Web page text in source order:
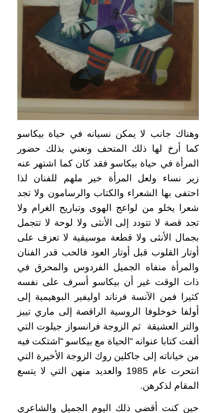
وهناك جانب لا يمكن نسيانه في حياة بيكاسو
كما أرخ لها ذلك المتحف ونعني بذلك حضور
المرأة في حياة بيكاسو فقد كان كما اشتهر عنه
زير نساء ولعل المرأة خير ملهم للفنان لذا
احتفى بها الشعراء والكتاب والرسامون ولا تجد
شعرا يخلو من لواعج الهوى وتباريح الغرام ولا
تجد قصة لا تتودد إلى الأنثى ولا لوحة لا تتجمل
بجمال الأنثى ولا قطعة موسيقية لا تعزف على
أوتار القلوب قبل أوتار العود فالحب قدر الفنان
والمرأة منفاه الجميل الفردوس والمحرق في
ذات الوقت غير أن بيكاسو أسرف على نفسه
كثيرا فمن الآنسة فرناند اوليفير البوهيمية إلى
أولفا خوخلوفا الروسية الراقصة إلى ماري تييز
والتر العشيقة ثم الزوجة فرانسواز جيلوت التي
ألفت كتابا عنوانه “الحياة مع بيكاسو “اشتكت فيه
من خياناته إلى جاكلين روك الزوجة الأخيرة التي
انتحرت عام 1985 والعديد منهن التي لا يتسع
المقام لذكرهن.
حين كنت أقضي ذلك اليوم الجميل والشاعري